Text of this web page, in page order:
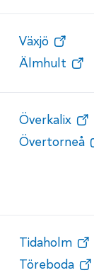
Växjö
Älmhult
Överkalix
Övertorneå
Tidaholm
Töreboda